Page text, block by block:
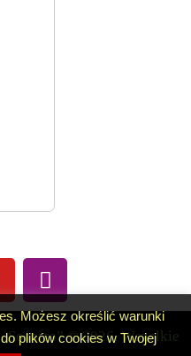
© 2026. Wszelkie
Możesz określić warunki
plików cookies w Twojej